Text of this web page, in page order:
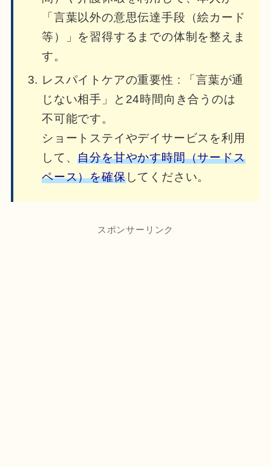
「言葉以外の意思伝達手段（絵カード
等）」を習得するまでの体制を整えま
す。
レスパイトケアの重要性 : 「言葉が通
じない相手」と24時間向き合うのは
不可能です。
ショートステイやデイサービスを利用
して、自分を甘やかす時間（サードス
ペース）を確保してください。
スポンサーリンク